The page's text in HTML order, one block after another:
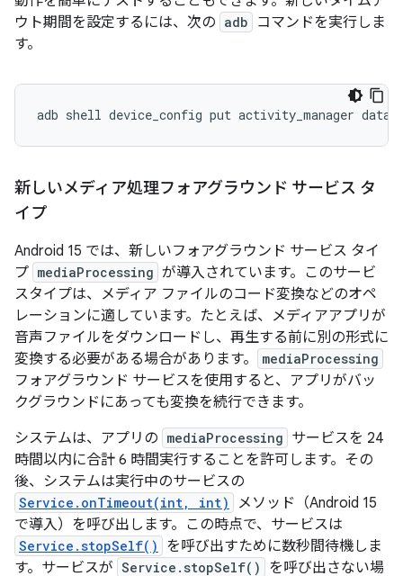
ウト期間を設定するには、次の adb
コマンドを実行しま
す。
adb shell device_config put activity_manager
新しいメディア処理フォアグラウンド サービス タ
イプ
Android 15 では、新しいフォアグラウンド サービス タイ
プ mediaProcessing が導入されています。このサービ
スタイプは、メディア ファイルのコード変換などのオペ
レーションに適しています。たとえば、メディアアプリが
音声ファイルをダウンロードし、再生する前に別の形式に
変換する必要がある場合があります。
mediaProcessing
フォアグラウンド サービスを使用すると、アプリがバッ
クグラウンドにあっても変換を続行できます。
システムは、アプリの mediaProcessing サービスを 24
時間以内に合計 6 時間実行することを許可します。その
後、システムは実行中のサービスの
Service.onTimeout(int, int)
メソッド（Android 15
で導入）を呼び出します。この時点で、サービスは
Service.stopSelf()
を呼び出すために数秒間待機しま
す。サービスが Service.stopSelf()
を呼び出さない場